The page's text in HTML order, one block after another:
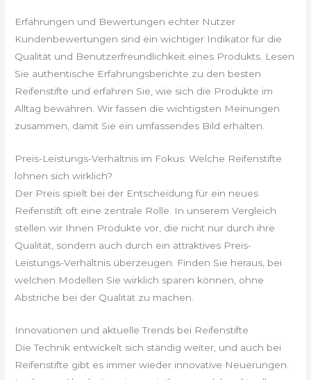
Erfahrungen und Bewertungen echter Nutzer
Kundenbewertungen sind ein wichtiger Indikator für die
Qualität und Benutzerfreundlichkeit eines Produkts. Lesen
Sie authentische Erfahrungsberichte zu den besten
Reifenstifte und erfahren Sie, wie sich die Produkte im
Alltag bewähren. Wir fassen die wichtigsten Meinungen
zusammen, damit Sie ein umfassendes Bild erhalten.
Preis-Leistungs-Verhältnis im Fokus: Welche Reifenstifte
lohnen sich wirklich?
Der Preis spielt bei der Entscheidung für ein neues
Reifenstift oft eine zentrale Rolle. In unserem Vergleich
stellen wir Ihnen Produkte vor, die nicht nur durch ihre
Qualität, sondern auch durch ein attraktives Preis-
Leistungs-Verhältnis überzeugen. Finden Sie heraus, bei
welchen Modellen Sie wirklich sparen können, ohne
Abstriche bei der Qualität zu machen.
Innovationen und aktuelle Trends bei Reifenstifte
Die Technik entwickelt sich ständig weiter, und auch bei
Reifenstifte gibt es immer wieder innovative Neuerungen.